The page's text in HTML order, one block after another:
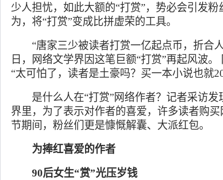
少人担忧，如此大额的“打赏”，势必会引发
为，将“打赏”变成比拼虚荣的工具。
“唐家三少被读者打赏一亿起点币，折合人
日，网络文学界因这笔巨额“打赏”再起风波
“太可怕了，读者是土豪吗？买一本小说也
是什么人在“打赏”网络作者？记者采访发
界里，为了表示对作者的喜爱，许多读者购买
节期间，粉丝们更是慷慨解囊、大派红包。
为捧红喜爱的作者
90后女生“赏”光压岁钱